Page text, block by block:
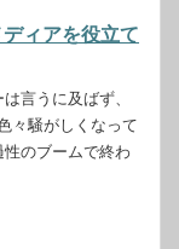
ィアを役立て
言うに及ばず、
々騒がしくなって
のブームで終わ